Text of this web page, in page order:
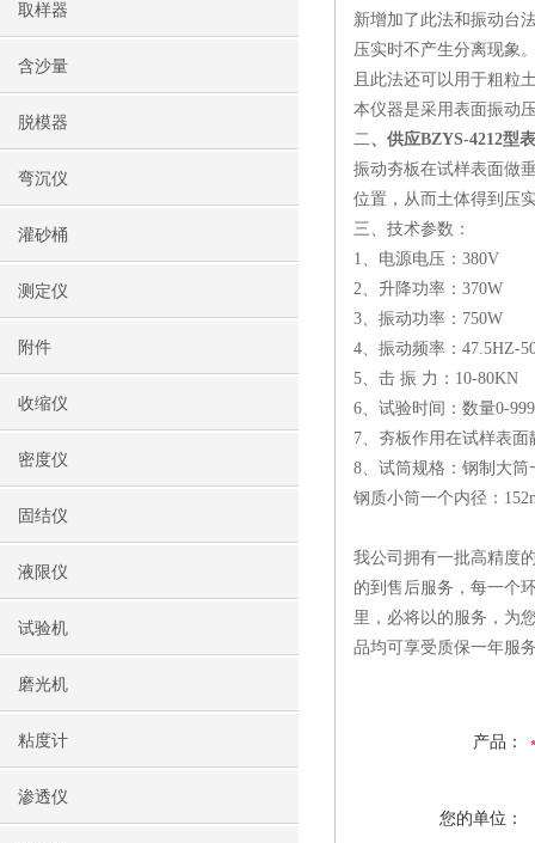
取样器
含沙量
脱模器
弯沉仪
灌砂桶
测定仪
附件
收缩仪
密度仪
固结仪
液限仪
试验机
磨光机
粘度计
渗透仪
新增加了此法和振动台
压实时不产生分离现象
且此法还可以用于粗粒
本仪器是采用表面振动
二、供应BZYS-4212型
振动夯板在试样表面做
位置，从而土体得到压
三、 技术参数：
1、电源电压：380V
2、升降功率：370W
3、振动功率：750W
4、振动频率：47.5HZ-
5、击 振 力：10-80KN
6、试验时间：数量0-
7、夯板作用在试样表面
8、试筒规格：钢制大筒
钢质小筒一个内径：
我公司拥有一批高精度
的到售后服务，每一个
里，必将以的服务，为
品均可享受质保一年服
产品：
您的单位：